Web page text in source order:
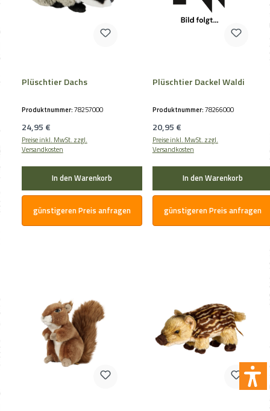
Plüschtier Dachs
Produktnummer:78257000
Regulärer Preis:
24,95 €
Preise inkl. MwSt. zzgl.
Versandkosten
In den Warenkorb
günstigeren Preis anfragen
Plüschtier Dackel Waldi
Produktnummer:78266000
Regulärer Preis:
20,95 €
Preise inkl. MwSt. zzgl.
Versandkosten
In den Warenkorb
günstigeren Preis anfragen